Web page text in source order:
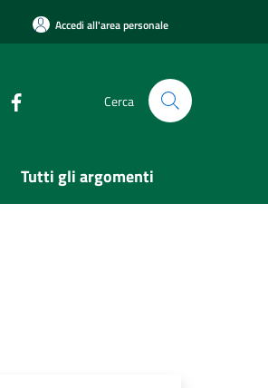
Accedi all'area personale
Cerca
Tutti gli argomenti